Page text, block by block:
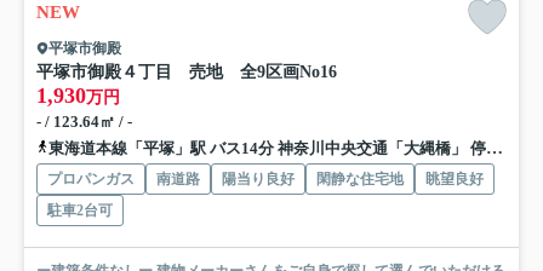
NEW
平塚市御殿
平塚市御殿４丁目 売地 全9区画No16
1,930万円
- / 123.64㎡ / -
東海道本線「平塚」駅 バス14分 神奈川中央交通「大縄橋」 停歩4分
プロパンガス 南道路 陽当り良好 閑静な住宅地
眺望良好
駐車2台可